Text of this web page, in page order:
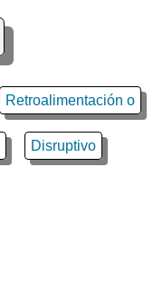
Retroalimentación o
Disruptivo